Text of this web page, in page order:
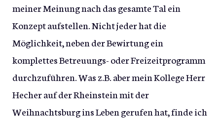
meiner Meinung nach das gesamte Tal ein
Konzept aufstellen. Nicht jeder hat die
Möglichkeit, neben der Bewirtung ein
komplettes Betreuungs- oder Freizeitprogramm
durchzuführen. Was z.B. aber mein Kollege Herr
Hecher auf der Rheinstein mit der
Weihnachtsburg ins Leben gerufen hat, finde ich